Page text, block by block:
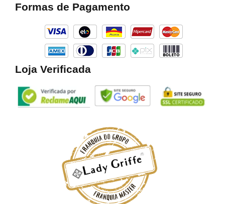
o
g
a
m
k
Formas de Pagamento
Loja Verificada